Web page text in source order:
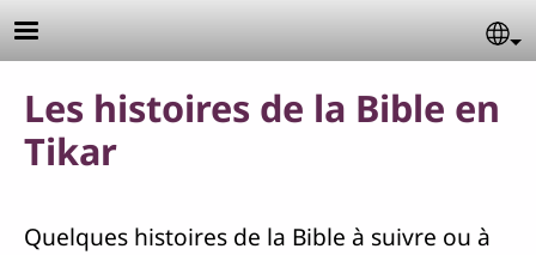
Aller au contenu principal
Les histoires de la Bible en
Tikar
Quelques histoires de la Bible à suivre ou à